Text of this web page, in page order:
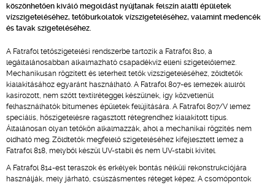
köszönhetően kiváló megoldást nyújtanak felszín alatti épületek
vízszigeteléséhez, tetőburkolatok vízszigeteléséhez, valamint medencék
és tavak szigeteléséhez.
A Fatrafol tetőszigetelési rendszerbe tartozik a Fatrafol 810, a
legáltalánosabban alkalmazható csapadékvíz elleni szigetelőlemez.
Mechanikusan rögzített és leterhelt tetők vízszigeteléséhez, zöldtetők
kialakításához egyaránt használható. A Fatrafol 807-es lemezek alulról
kasírozott, nem szőtt textilréteggel készülnek, így közvetlenül
felhasználhatók bitumenes épületek felújítására. A Fatrafol 807/V lemez
speciális, hőszigetelésre ragasztott rétegrendhez kialakított típus.
Általánosan olyan tetőkön alkalmazzák, ahol a mechanikai rögzítés nem
oldható meg. Zöldtetők megfelelő szigeteléséhez kifejlesztett lemez a
Fatrafol 818, melyből készül UV-stabil és nem UV-stabil kivitel.
A Fatrafol 814-est teraszok és erkélyek bontás nélküli rekonstrukciójára
használják, mely járható, csúszásmentes réteget képez. A csomópontok